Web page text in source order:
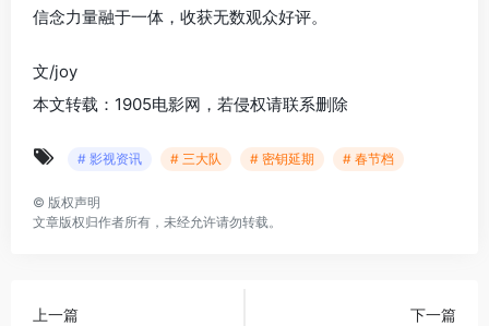
信念力量融于一体，收获无数观众好评。
文/joy
本文转载：1905电影网，若侵权请联系删除
# 影视资讯 # 三大队 # 密钥延期 # 春节档
© 版权声明
文章版权归作者所有，未经允许请勿转载。
上一篇 下一篇